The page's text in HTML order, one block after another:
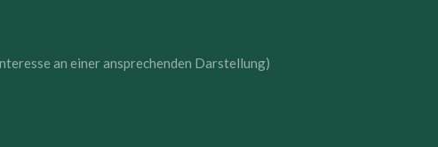
an einer ansprechenden Darstellung)